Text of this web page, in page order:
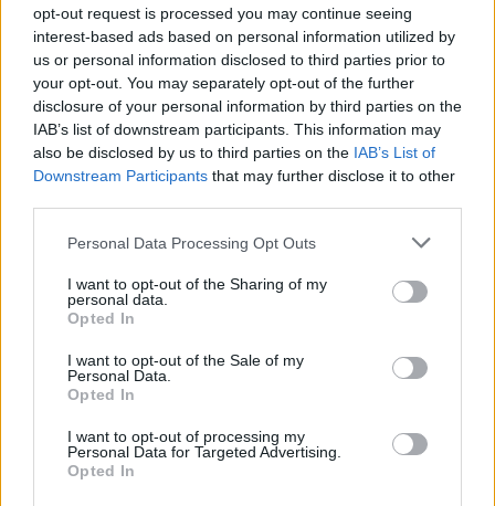
opt-out request is processed you may continue seeing
interest-based ads based on personal information utilized by
us or personal information disclosed to third parties prior to
your opt-out. You may separately opt-out of the further
disclosure of your personal information by third parties on the
IAB’s list of downstream participants. This information may
also be disclosed by us to third parties on the IAB’s List of
Downstream Participants that may further disclose it to other
Please note that this website/app uses one or more Google
not limited to your visit or usage behaviour. You may click to
grant or deny consent to Google and its third-party tags to
use your data for below specified purposes in below Google
consent section.
Personal Data Processing Opt Outs
I want to opt-out of the Sharing of my
personal data.
Opted In
I want to opt-out of the Sale of my
Personal Data.
Opted In
I want to opt-out of processing my
Personal Data for Targeted Advertising.
Opted In
SZTÁRHÍREK
Annoni Zita elárulta, milyen volt
élete első találkozása a férjével